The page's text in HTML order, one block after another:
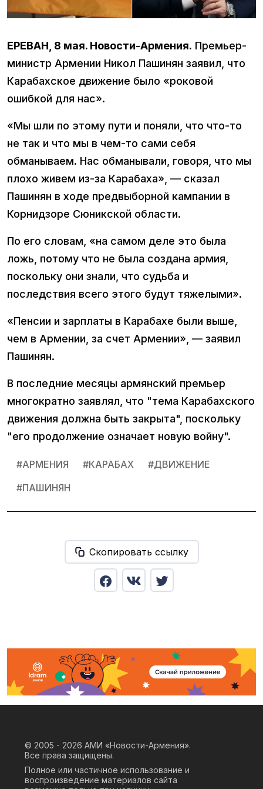
ЕРЕВАН, 8 мая. Новости-Армения. Премьер-
министр Армении Никол Пашинян заявил, что
Карабахское движение было «роковой
ошибкой для нас».
«Мы шли по этому пути и поняли, что что-то
не так и что мы в чем-то сами себя
обманываем. Нас обманывали, говоря, что мы
плохо живем из-за Карабаха», — сказал
Пашинян в ходе предвыборной кампании в
Корнидзоре Сюникской области.
По его словам, «на самом деле это была
ложь, потому что не была создана армия,
поскольку они знали, что судьба и
последствия всего этого будут тяжелыми».
«Пенсии и зарплаты в Карабахе были выше,
чем в Армении, за счет Армении», — заявил
Пашинян.
В последние месяцы армянский премьер
многократно заявлял, что "тема Карабахского
движения должна быть закрыта", поскольку
"его продолжение означает новую войну".
#АРМЕНИЯ #КАРАБАХ #ДВИЖЕНИЕ
#ПАШИНЯН
Скопировать ссылку
© 2005 - 2026 АМИ «Новости-Армения».
Все права защищены.
Полное или частичное использование и
воспроизведение материалов сайта